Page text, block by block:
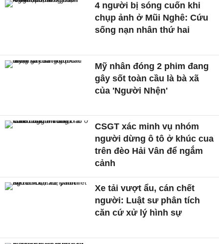
4 người bị sóng cuốn khi
chụp ảnh ở Mũi Nghê: Cứu
sống nạn nhân thứ hai
Mỹ nhân đóng 2 phim đang
gây sốt toàn cầu là bà xã
của 'Người Nhện'
CSGT xác minh vụ nhóm
người dừng ô tô ở khúc cua
trên đèo Hải Vân để ngắm
cảnh
Xe tải vượt ẩu, cán chết
người: Luật sư phân tích
căn cứ xử lý hình sự